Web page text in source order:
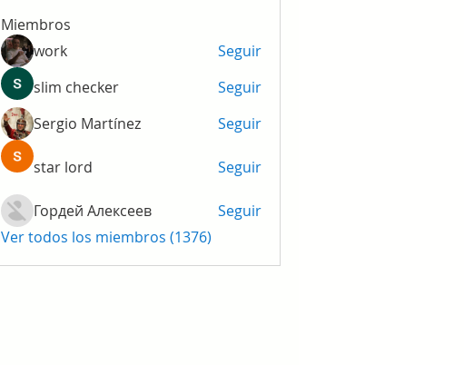
Miembros
work
Seguir
slim checker
Seguir
Sergio Martínez
Seguir
star lord Seguir
Гордей Алексеев
Seguir
Ver todos los miembros (1376)